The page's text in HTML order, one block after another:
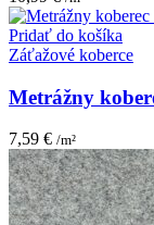
Pridať do košíka
Záťažové koberce
Metrážny
7,59 € /m²